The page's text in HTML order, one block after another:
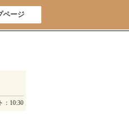
ページ
：10:30